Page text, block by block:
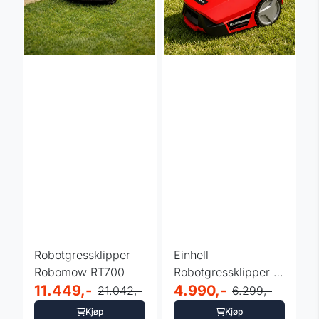
Robotgressklipper
Robomow RT700
11.449,- 21.042,-
Kjøp
Einhell
Robotgressklipper -
GC-RM 500 Kit -
500m2
4.990,- 6.299,-
Kjøp